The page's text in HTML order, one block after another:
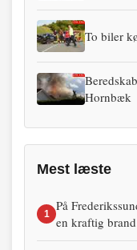
To biler
Hornbæk
Mest læste
1
På
en kraftig